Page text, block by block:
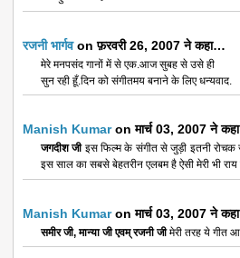
रजनी भार्गवon फ़रवरी 26, 2007 ने कहा…
मेरे मनपसंद गानों में से एक.आज सुबह से उसे ही
सुन रही हूँ.दिन को संगीतमय बनाने के लिए धन्यवाद.
Manish Kumaron मार्च 03, 2007 ने
जगदीश जी इस फिल्म के संगीत से जुड़ी इतनी रोचक
इस साल का सबसे बेहतरीन एलबम है ऐसी मेरी भी राय
Manish Kumaron मार्च 03, 2007 ने
समीर जी, मान्या जी एवम् रजनी जीमेरी तरह ये गीत